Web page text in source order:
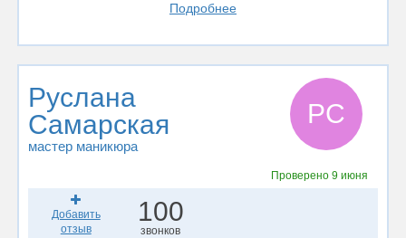
Подробнее
Руслана
Самарская
мастер маникюра
РС
Проверено9 июня
Добавить
отзыв
100
звонков